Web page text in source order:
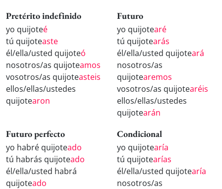
Pretérito indefinido
yo quijoteé
tú quijoteaste
él/ella/usted quijoteó
nosotros/as quijoteamos
vosotros/as quijoteasteis
ellos/ellas/ustedes
quijotearon
Futuro
yo quijotearé
tú quijotearás
él/ella/usted quijoteará
nosotros/as
quijotearemos
vosotros/as quijotearéis
ellos/ellas/ustedes
quijotearán
Futuro perfecto
yo habré quijoteado
tú habrás quijoteado
él/ella/usted habrá
quijoteado
Condicional
yo quijotearía
tú quijotearías
él/ella/usted quijotearía
nosotros/as